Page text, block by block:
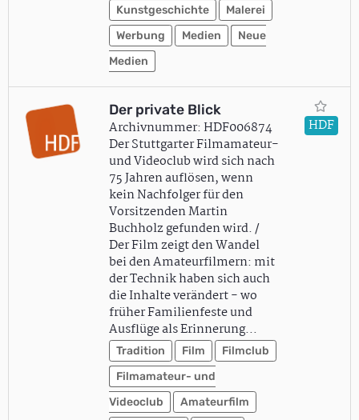
Kunstgeschichte
Malerei
Werbung
Medien
Neue
Medien
Der private Blick
Archivnummer: HDF006874
Der Stuttgarter Filmamateur-
und Videoclub wird sich nach
75 Jahren auflösen, wenn
kein Nachfolger für den
Vorsitzenden Martin
Buchholz gefunden wird. /
Der Film zeigt den Wandel
bei den Amateurfilmern: mit
der Technik haben sich auch
die Inhalte verändert - wo
früher Familienfeste und
Ausflüge als Erinnerung…
Tradition Film
Filmclub
Filmamateur- und
Videoclub
Amateurfilm
HDF